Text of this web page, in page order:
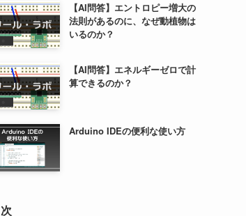
【AI問答】エントロピー増大の
法則があるのに、なぜ動植物は
いるのか？
【AI問答】エネルギーゼロで計
算できるのか？
Arduino IDEの便利な使い方